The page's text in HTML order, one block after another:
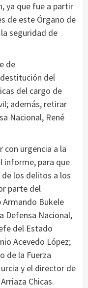
ya que fue a partir
de este Órgano de
seguridad de
de
del
del cargo de
además, retirar
Nacional, René
con urgencia a la
informe, para que
los delitos a los
parte del
Armando Bukele
Defensa Nacional,
del Estado
Acevedo López;
de la Fuerza
y el director de
Chicas.